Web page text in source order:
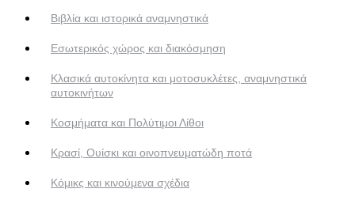
Βιβλία και ιστορικά αναμνηστικά
Εσωτερικός χώρος και διακόσμηση
Κλασικά αυτοκίνητα και μοτοσυκλέτες, αναμνηστικά
αυτοκινήτων
Κοσμήματα και Πολύτιμοι Λίθοι
Κρασί, Ουίσκι και οινοπνευματώδη ποτά
Κόμικς και κινούμενα σχέδια